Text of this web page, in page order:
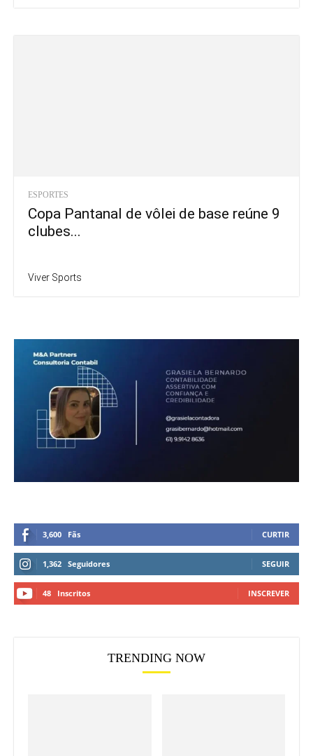
ESPORTES
Copa Pantanal de vôlei de base reúne 9
clubes...
Viver Sports
3,600 Fãs CURTIR
1,362 Seguidores SEGUIR
48 Inscritos INSCREVER
TRENDING NOW